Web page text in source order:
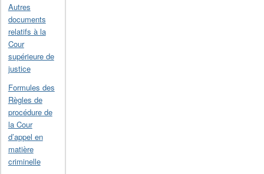
Autres
documents
relatifs à la
Cour
supérieure de
justice
Formules des
Règles de
procédure de
la Cour
d’appel en
matière
criminelle